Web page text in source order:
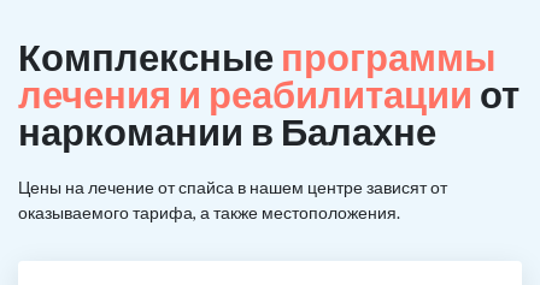
Комплексные программы
лечения и реабилитации от
наркомании в Балахне
Цены на лечение от спайса в нашем центре зависят от
оказываемого тарифа, а также местоположения.